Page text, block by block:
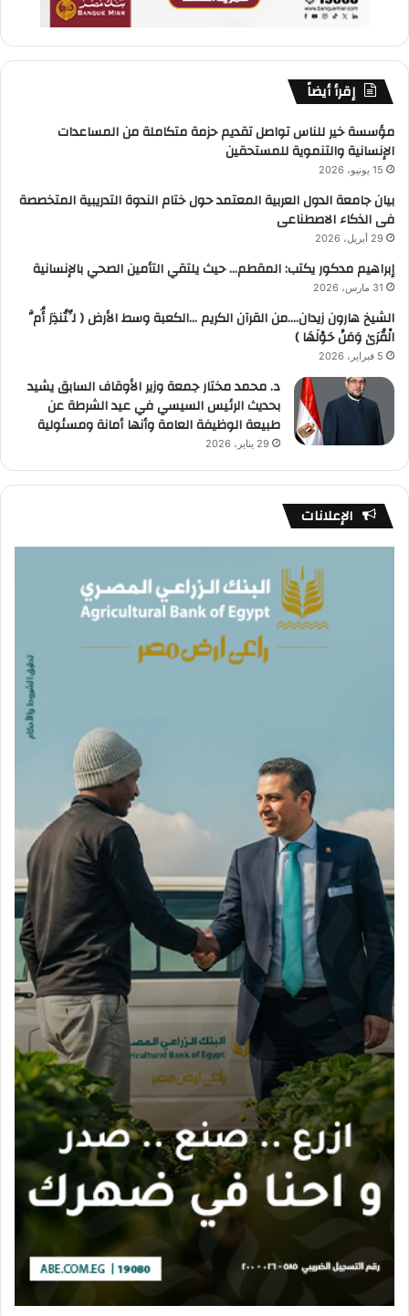
إقرأ أيضاً
مؤسسة خير للناس تواصل تقديم حزمة متكاملة من المساعدات
الإنسانية والتنموية للمستحقين
15 يونيو، 2026
بيان جامعة الدول العربية المعتمد حول ختام الندوة التدريبية المتخصصة
فى الذكاء الاصطناعى
29 أبريل، 2026
إبراهيم مدكور يكتب: المقطم… حيث يلتقي التأمين الصحي بالإنسانية
31 مارس، 2026
الشيخ هارون زيدان….من القرآن الكريم …الكعبة وسط الأرض ( لِّتُنذِرَ أُمَّ
الْقُرَىٰ وَمَنْ حَوْلَهَا )
5 فبراير، 2026
د. محمد مختار جمعة وزير الأوقاف السابق يشيد
بحديث الرئيس السيسي في عيد الشرطة عن
طبيعة الوظيفة العامة وأنها أمانة ومسئولية
29 يناير، 2026
الإعلانات